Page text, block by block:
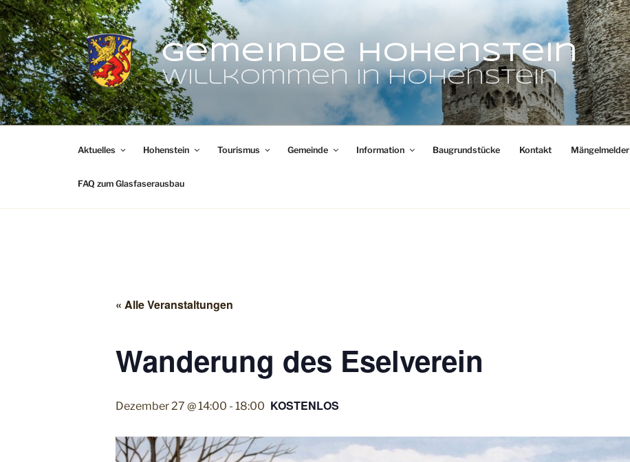
Zum
Inhalt
springen
Gemeinde Hohenstein
Willkommen in Hohenstein
Aktuelles Hohenstein Tourismus Gemeinde Information Baugrundstücke Kontakt Mängelmelder
FAQ zum Glasfaserausbau
« Alle Veranstaltungen
Wanderung des Eselverein
Dezember 27 @ 14:00 - 18:00 KOSTENLOS